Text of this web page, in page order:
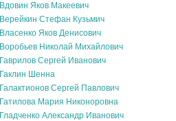
Вдовин Яков Макеевич
Верейкин Стефан Кузьмич
Власенко Яков Денисович
Воробьев Николай Михайлович
Гаврилов Сергей Иванович
Гаклин Шенна
Галактионов Сергей Павлович
Гатилова Мария Никоноровна
Гладченко Александр Иванович